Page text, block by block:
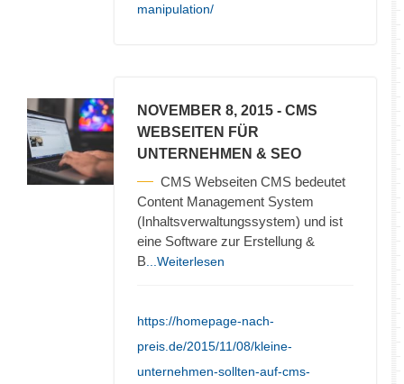
manipulation/
NOVEMBER 8, 2015 - CMS
WEBSEITEN FÜR
UNTERNEHMEN & SEO
CMS Webseiten CMS bedeutet
Content Management System
(Inhaltsverwaltungssystem) und ist
eine Software zur Erstellung &
B ...Weiterlesen
https://homepage-nach-
preis.de/2015/11/08/kleine-
unternehmen-sollten-auf-cms-